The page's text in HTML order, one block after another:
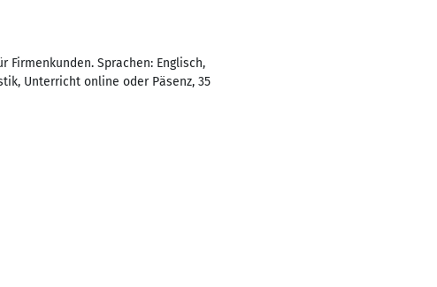
Sprachen: Englisch,
Unterricht online oder Päsenz, 35